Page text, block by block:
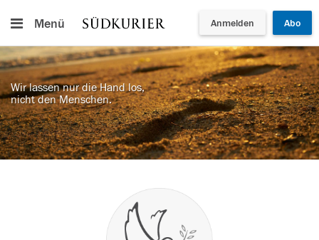
Menü Anmelden Abo
Wir lassen nur die Hand los,
nicht den Menschen.